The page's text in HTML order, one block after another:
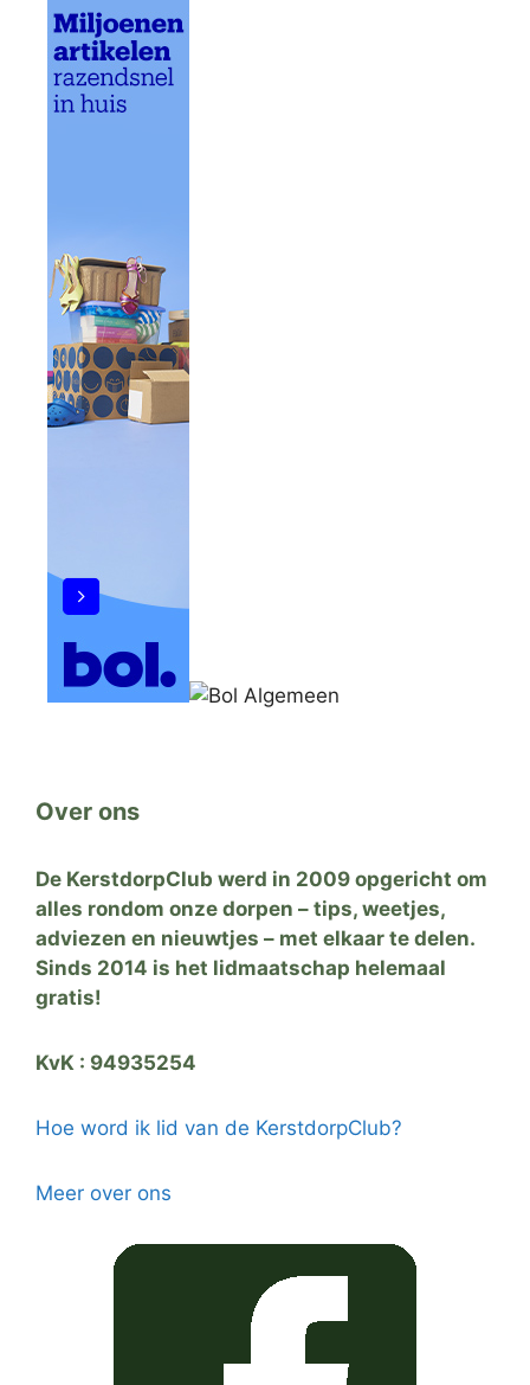
Over ons
De KerstdorpClub werd in 2009 opgericht om
alles rondom onze dorpen – tips, weetjes,
adviezen en nieuwtjes – met elkaar te delen.
Sinds 2014 is het lidmaatschap helemaal
gratis!
KvK : 94935254
Hoe word ik lid van de KerstdorpClub?
Meer over ons